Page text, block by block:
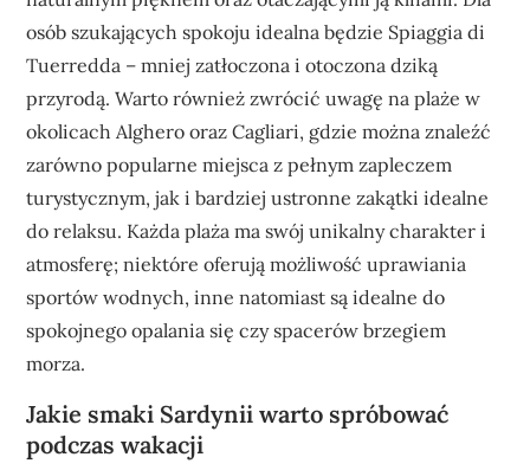
osób szukających spokoju idealna będzie Spiaggia di
Tuerredda – mniej zatłoczona i otoczona dziką
przyrodą. Warto również zwrócić uwagę na plaże w
okolicach Alghero oraz Cagliari, gdzie można znaleźć
zarówno popularne miejsca z pełnym zapleczem
turystycznym, jak i bardziej ustronne zakątki idealne
do relaksu. Każda plaża ma swój unikalny charakter i
atmosferę; niektóre oferują możliwość uprawiania
sportów wodnych, inne natomiast są idealne do
spokojnego opalania się czy spacerów brzegiem
morza.
Jakie smaki Sardynii warto spróbować
podczas wakacji